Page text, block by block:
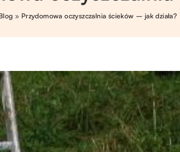
» Przydomowa oczyszczalnia ścieków – jak działa?